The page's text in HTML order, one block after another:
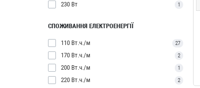
230 Вт 1
СПОЖИВАННЯ ЕЛЕКТРОЕНЕРГІЇ
110 Вт.ч./м 27
170 Вт.ч./м 2
200 Вт.ч./м 1
220 Вт.ч./м 2